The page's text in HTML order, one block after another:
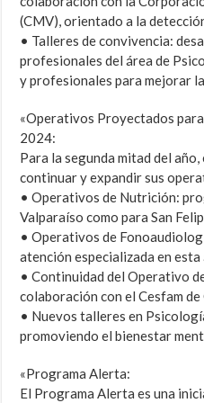
(CMV), orientado a la
• Talleres de convivencia:
profesionales del área de
y profesionales para mejorar
«Operativos Proyectados
2024:
Para la segunda mitad del
continuar y expandir sus
• Operativos de Nutrición:
Valparaíso como para San
• Operativos de
atención especializada en esta
• Continuidad del Operativo
colaboración con el Cesfam
• Nuevos talleres en
promoviendo el bienestar
«Programa Alerta:
El Programa Alerta es una